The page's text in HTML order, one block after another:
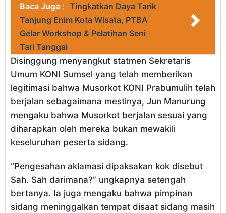
Baca Juga : Tingkatkan Daya Tarik
Tanjung Enim Kota Wisata, PTBA
Gelar Workshop & Pelatihan Seni
Tari Tanggai
Disinggung menyangkut statmen Sekretaris
Umum KONI Sumsel yang telah memberikan
legitimasi bahwa Musorkot KONI Prabumulih telah
berjalan sebagaimana mestinya, Jun Manurung
mengaku bahwa Musorkot berjalan sesuai yang
diharapkan oleh mereka bukan mewakili
keseluruhan peserta sidang.
“Pengesahan aklamasi dipaksakan kok disebut
Sah. Sah darimana?” ungkapnya setengah
bertanya. Ia juga mengaku bahwa pimpinan
sidang meninggalkan tempat disaat sidang masih